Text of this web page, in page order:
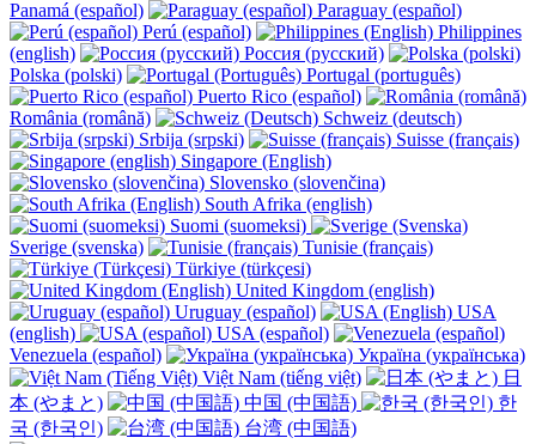
Panamá (español)
Paraguay (español)
Perú (español)
Philippines
(english)
Россия (русский)
Polska (polski)
Portugal (português)
Puerto Rico (español)
România (română)
Schweiz (deutsch)
Srbija (srpski)
Suisse (français)
Singapore (English)
Slovensko (slovenčina)
South Afrika (english)
Suomi (suomeksi)
Sverige (svenska)
Tunisie (français)
Türkiye (türkçesi)
United Kingdom (english)
Uruguay (español)
USA
(english)
USA (español)
Venezuela (español)
Україна (українська)
Việt Nam (tiếng việt)
日
本 (やまと)
中国 (中国語)
한
국 (한국인)
台湾 (中国語)